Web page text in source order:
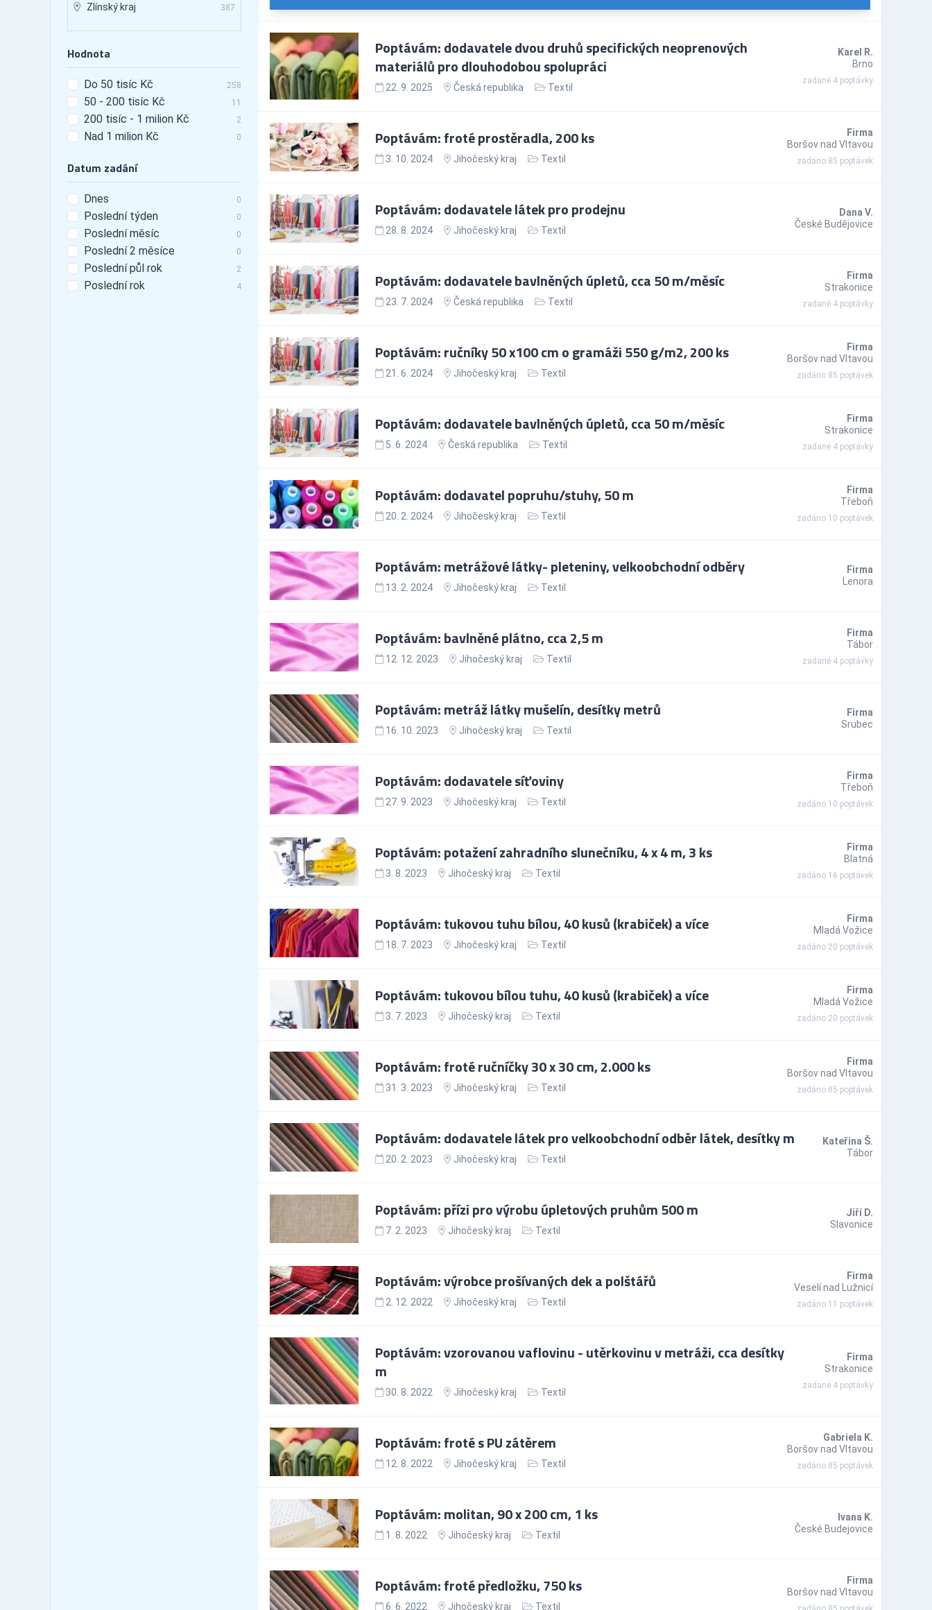
Zlínský kraj 387
Hodnota
Do 50 tisíc Kč 258
50 - 200 tisíc Kč 11
200 tisíc - 1 milion Kč 2
Nad 1 milion Kč 0
Datum zadání
Dnes 0
Poslední týden 0
Poslední měsíc 0
Poslední 2 měsíce 0
Poslední půl rok 2
Poslední rok 4
Poptávám: dodavatele dvou druhů specifických neoprenových
materiálů pro dlouhodobou spolupráci
22. 9. 2025 Česká republika Textil
Karel R.
Brno
zadané 4 poptávky
Poptávám: froté prostěradla, 200 ks
3. 10. 2024 Jihočeský kraj Textil
Firma
Boršov nad Vltavou
zadáno 85 poptávek
Poptávám: dodavatele látek pro prodejnu
28. 8. 2024 Jihočeský kraj Textil
Dana V.
České Budějovice
Poptávám: dodavatele bavlněných úpletů, cca 50 m/měsíc
23. 7. 2024 Česká republika Textil
Firma
Strakonice
zadané 4 poptávky
Poptávám: ručníky 50 x100 cm o gramáži 550 g/m2, 200 ks
21. 6. 2024 Jihočeský kraj Textil
Firma
Boršov nad Vltavou
zadáno 85 poptávek
Poptávám: dodavatele bavlněných úpletů, cca 50 m/měsíc
5. 6. 2024 Česká republika Textil
Firma
Strakonice
zadané 4 poptávky
Poptávám: dodavatel popruhu/stuhy, 50 m
20. 2. 2024 Jihočeský kraj Textil
Firma
Třeboň
zadáno 10 poptávek
Poptávám: metrážové látky- pleteniny, velkoobchodní odběry
13. 2. 2024 Jihočeský kraj Textil
Firma
Lenora
Poptávám: bavlněné plátno, cca 2,5 m
12. 12. 2023 Jihočeský kraj Textil
Firma
Tábor
zadané 4 poptávky
Poptávám: metráž látky mušelín, desítky metrů
16. 10. 2023 Jihočeský kraj Textil
Firma
Srubec
Poptávám: dodavatele síťoviny
27. 9. 2023 Jihočeský kraj Textil
Firma
Třeboň
zadáno 10 poptávek
Poptávám: potažení zahradního slunečníku, 4 x 4 m, 3 ks
3. 8. 2023 Jihočeský kraj Textil
Firma
Blatná
zadáno 16 poptávek
Poptávám: tukovou tuhu bílou, 40 kusů (krabiček) a více
18. 7. 2023 Jihočeský kraj Textil
Firma
Mladá Vožice
zadáno 20 poptávek
Poptávám: tukovou bílou tuhu, 40 kusů (krabiček) a více
3. 7. 2023 Jihočeský kraj Textil
Firma
Mladá Vožice
zadáno 20 poptávek
Poptávám: froté ručníčky 30 x 30 cm, 2.000 ks
31. 3. 2023 Jihočeský kraj Textil
Firma
Boršov nad Vltavou
zadáno 85 poptávek
Poptávám: dodavatele látek pro velkoobchodní odběr látek, desítky m
20. 2. 2023 Jihočeský kraj Textil
Kateřina Š.
Tábor
Poptávám: přízi pro výrobu úpletových pruhům 500 m
7. 2. 2023 Jihočeský kraj Textil
Jiří D.
Slavonice
Poptávám: výrobce prošívaných dek a polštářů
2. 12. 2022 Jihočeský kraj Textil
Firma
Veselí nad Lužnicí
zadáno 11 poptávek
Poptávám: vzorovanou vaflovinu - utěrkovinu v metráži, cca desítky
m
30. 8. 2022 Jihočeský kraj Textil
Firma
Strakonice
zadané 4 poptávky
Poptávám: froté s PU zátěrem
12. 8. 2022 Jihočeský kraj Textil
Gabriela K.
Boršov nad Vltavou
zadáno 85 poptávek
Poptávám: molitan, 90 x 200 cm, 1 ks
1. 8. 2022 Jihočeský kraj Textil
Ivana K.
České Budejovice
Poptávám: froté předložku, 750 ks
6. 6. 2022 Jihočeský kraj Textil
Firma
Boršov nad Vltavou